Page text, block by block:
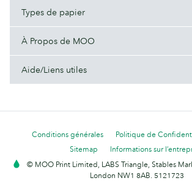
Types de papier
À Propos de MOO
Aide/Liens utiles
Conditions générales Politique de
Sitemap
Informations sur
© MOO Print Limited, LABS Triangle, Stables
London NW1 8AB. 5121723